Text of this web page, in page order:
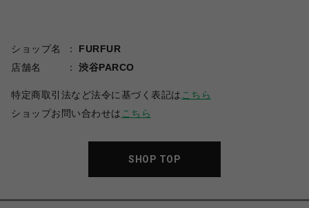
ショップ名
FURFUR
店舗名
渋谷PARCO
特定商取引法など法令に基づく表記は こちら
ショップお問い合わせは こちら
SHOP TOP